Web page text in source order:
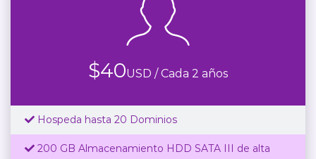
$40USD / Cada 2 años
Hospeda hasta 20 Dominios
200 GB Almacenamiento HDD SATA III de alta